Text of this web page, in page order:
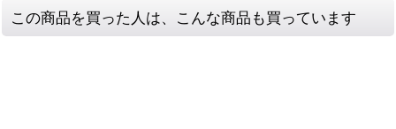
この商品を買った人は、こんな商品も買っています